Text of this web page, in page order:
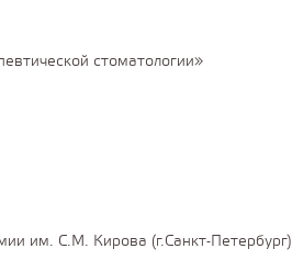
стоматологии»
им. С.М. Кирова (г.Санкт-Петербург)